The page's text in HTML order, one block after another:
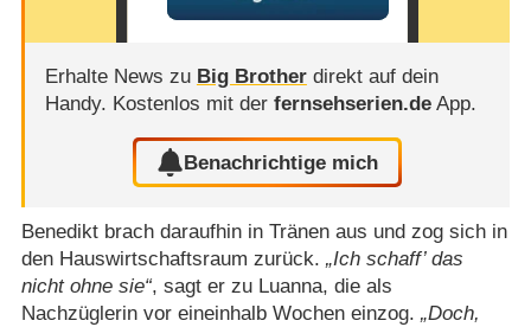
Erhalte News zu Big Brotherdirekt auf dein
Handy. Kostenlos mit der fernsehserien.deApp.
Benachrichtige mich
Benedikt brach daraufhin in Tränen aus und zog sich in
den Hauswirtschaftsraum zurück.
Ich schaff’ das
nicht ohne sie , sagt er zu Luanna, die als
Nachzüglerin vor eineinhalb Wochen einzog.
Doch,